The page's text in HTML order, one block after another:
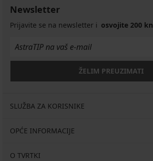
Newsletter
Prijavite se na newsletter i osvojite 200 kn
ŽELIM PREUZIMATI
SLUŽBA ZA KORISNIKE
OPĆE INFORMACIJE
O TVRTKI